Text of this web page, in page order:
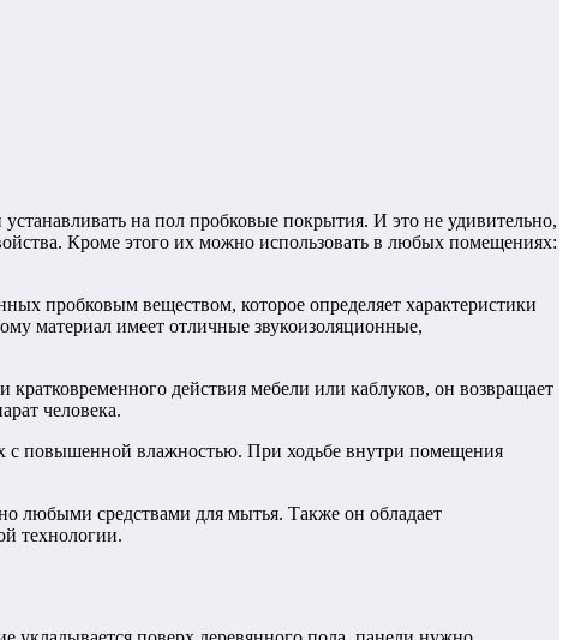
на пол пробковые покрытия. И это не удивительно,
Кроме этого их можно использовать в любых помещениях:
пробковым веществом, которое определяет характеристики
материал имеет отличные звукоизоляционные,
действия мебели или каблуков, он возвращает
человека.
с повышенной влажностью. При ходьбе внутри помещения
любыми средствами для мытья. Также он обладает
технологии.